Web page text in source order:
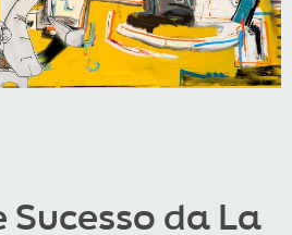
Sucesso da La